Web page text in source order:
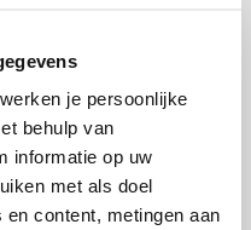
je persoonlijke
behulp van
informatie op uw
met als doel
content, metingen aan